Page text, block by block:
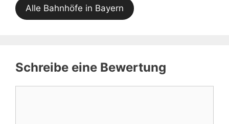
Alle Bahnhöfe in Bayern
Schreibe eine Bewertung